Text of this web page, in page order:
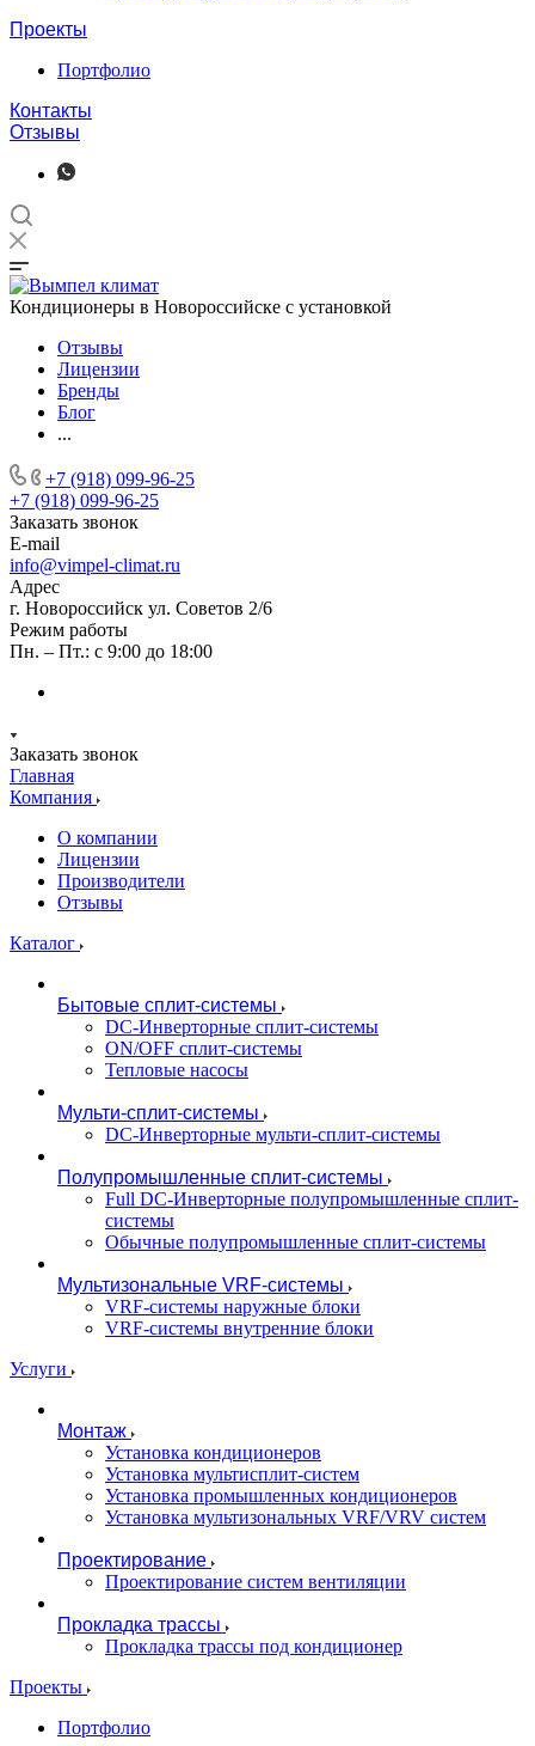
Проекты
Портфолио
Контакты
Отзывы
Кондиционеры в Новороссийске с установкой
Отзывы
Лицензии
Бренды
Блог
...
+7 (918) 099-96-25
+7 (918) 099-96-25
Заказать звонок
E-mail
info@vimpel-climat.ru
Адрес
г. Новороссийск ул. Советов 2/6
Режим работы
Пн. – Пт.: с 9:00 до 18:00
Заказать звонок
Главная
Компания
О компании
Лицензии
Производители
Отзывы
Каталог
Бытовые сплит-системы
DC-Инверторные сплит-системы
ON/OFF сплит-системы
Тепловые насосы
Мульти-сплит-системы
DC-Инверторные мульти-сплит-системы
Полупромышленные сплит-системы
Full DC-Инверторные полупромышленные сплит-
системы
Обычные полупромышленные сплит-системы
Мультизональные VRF-системы
VRF-системы наружные блоки
VRF-системы внутренние блоки
Услуги
Монтаж
Установка кондиционеров
Установка мультисплит-систем
Установка промышленных кондиционеров
Установка мультизональных VRF/VRV систем
Проектирование
Проектирование систем вентиляции
Прокладка трассы
Прокладка трассы под кондиционер
Проекты
Портфолио